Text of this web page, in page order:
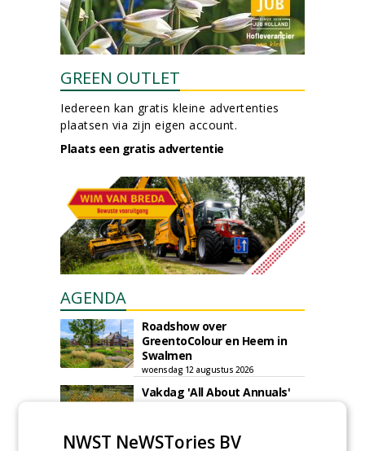
GREEN OUTLET
Iedereen kan gratis kleine advertenties
plaatsen via zijn eigen account.
Plaats een gratis advertentie
AGENDA
Roadshow over
GreentoColour en Heem in
Swalmen
woensdag 12 augustus 2026
Vakdag 'All About Annuals'
donderdag 27 augustus 2026
NWST NeWSTories BV